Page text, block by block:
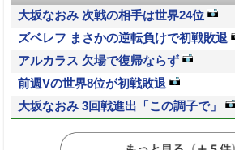
大坂なおみ 次戦の相手は世界24位
ズベレフ まさかの逆転負けで初戦敗退
アルカラス 欠場で復帰ならず
前週Vの世界8位が初戦敗退
大坂なおみ 3回戦進出「この調子で」